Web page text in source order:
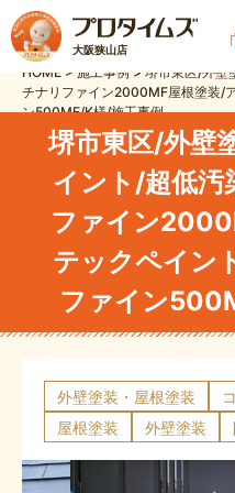
大阪狭山店
HOME > 施工事例 > 堺市東区/外壁
チナリファイン2000MF屋根塗装/
ン500MF/K様/施工事例
堺市東区/外壁
イント/超低汚
ファイン
テックペイン
ファイン
外壁塗装・屋根塗装
屋根塗装
外壁塗装